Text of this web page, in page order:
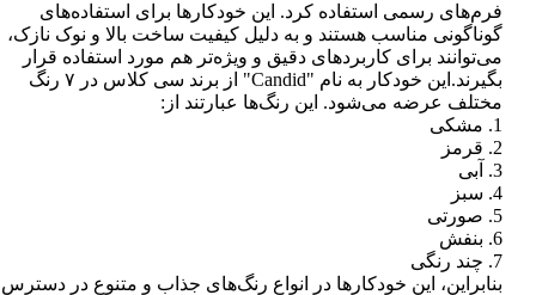
فرم‌های رسمی استفاده کرد. این خودکارها برای استفاده‌های
گوناگونی مناسب هستند و به دلیل کیفیت ساخت بالا و نوک نازک،
می‌توانند برای کاربردهای دقیق و ویژه‌تر هم مورد استفاده قرار
بگیرند.این خودکار به نام "Candid" از برند سی کلاس در ۷ رنگ
مختلف عرضه می‌شود. این رنگ‌ها عبارتند از:
1. مشکی
2. قرمز
3. آبی
4. سبز
5. صورتی
6. بنفش
7. چند رنگی
بنابراین، این خودکارها در انواع رنگ‌های جذاب و متنوع در دسترس